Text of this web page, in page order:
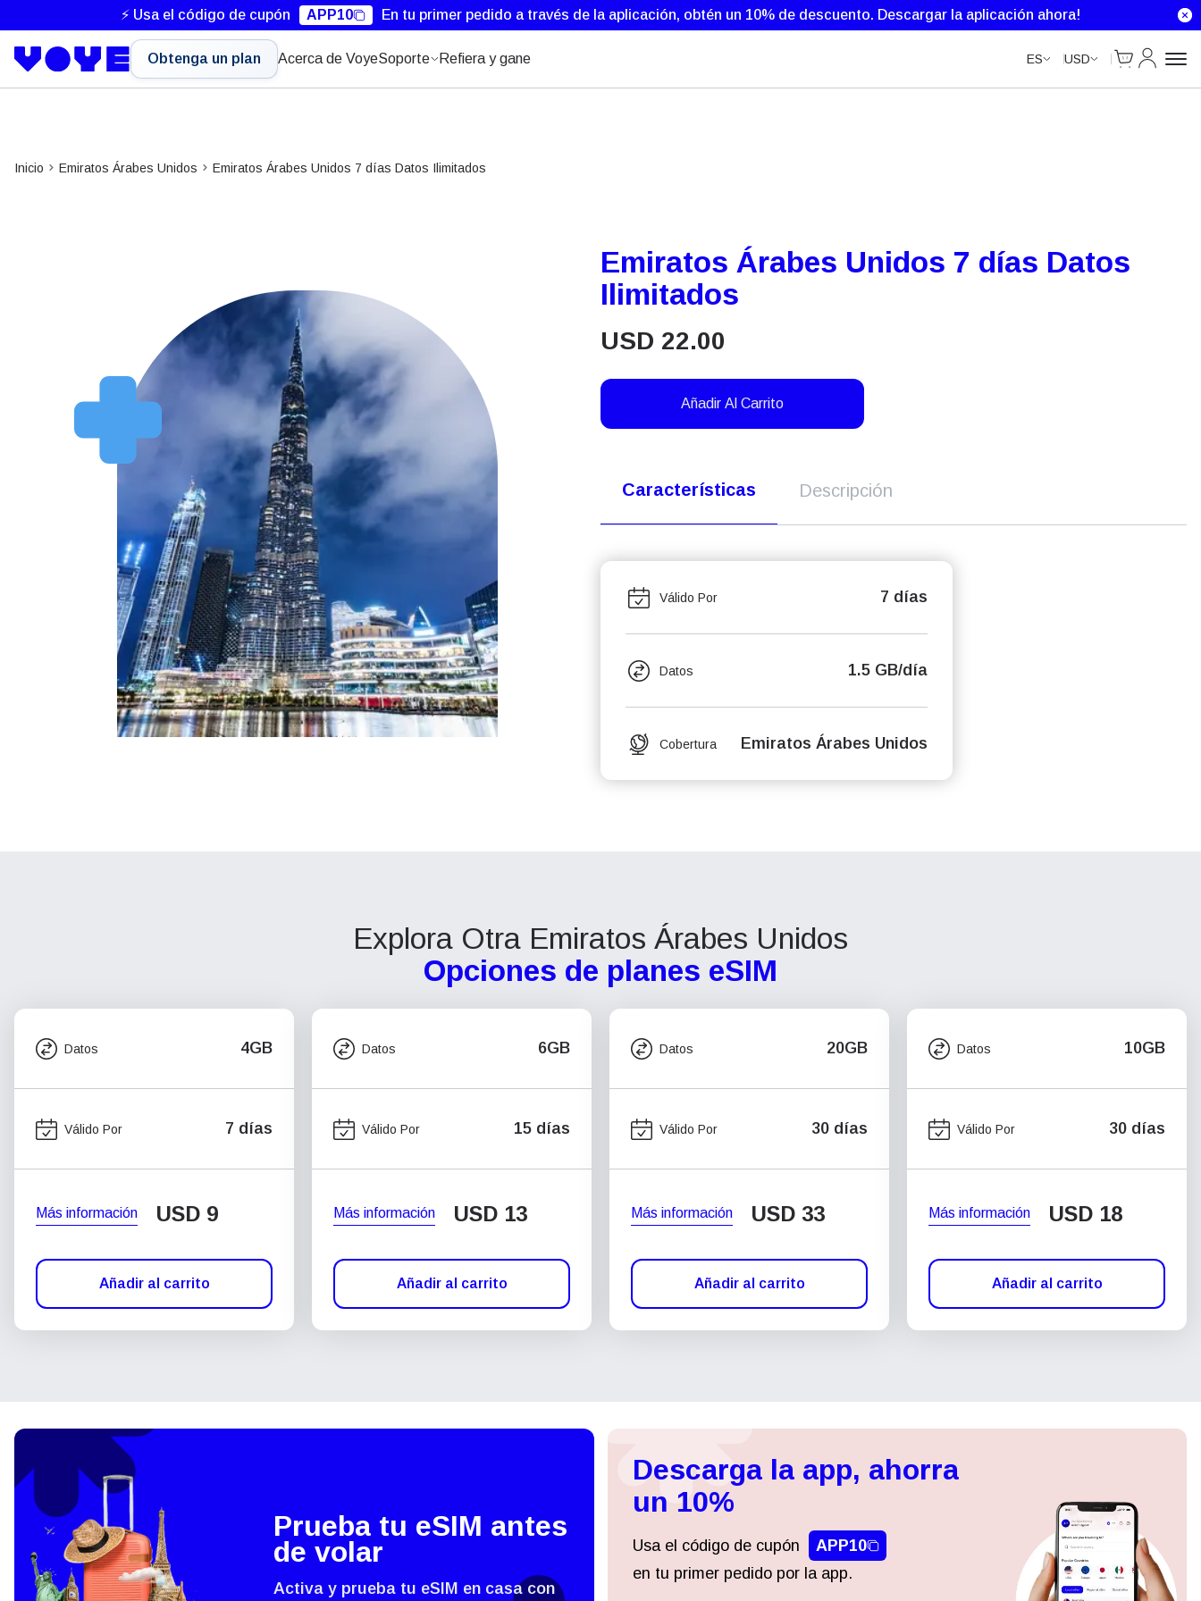
⚡ Usa el código de cupón APP10 En tu primer pedido a través de la aplicación, obtén un 10% de descuento. Descargar la aplicación ahora!
Obtenga un plan Acerca de VoyeSoporte Refiera y gane ES USD
Cart
Mi Cuenta
Inicio Emiratos Árabes Unidos Emiratos Árabes Unidos 7 días Datos Ilimitados
Emiratos Árabes Unidos 7 días Datos
Ilimitados
USD 22.00
Añadir Al Carrito
Características Descripción
Válido Por 7 días
Datos 1.5 GB/día
Cobertura Emiratos Árabes Unidos
Explora Otra Emiratos Árabes Unidos
Opciones de planes eSIM
Datos 4GB
Válido Por 7 días
Más información USD 9
Añadir al carrito
Datos 6GB
Válido Por 15 días
Más información USD 13
Añadir al carrito
Datos 20GB
Válido Por 30 días
Más información USD 33
Añadir al carrito
Datos 10GB
Válido Por 30 días
Más información USD 18
Añadir al carrito
Prueba tu eSIM antes
de volar
Activa y prueba tu eSIM en casa con
Descarga la app, ahorra
un 10%
Usa el código de cupón
APP10
en tu primer pedido por la app.